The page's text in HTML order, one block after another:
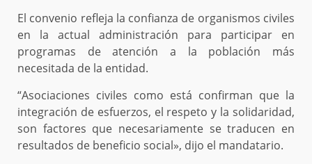
El convenio refleja la confianza de organismos civiles
en la actual administración para participar en
programas de atención a la población más
necesitada de la entidad.
“Asociaciones civiles como está confirman que la
integración de esfuerzos, el respeto y la solidaridad,
son factores que necesariamente se traducen en
resultados de beneficio social», dijo el mandatario.